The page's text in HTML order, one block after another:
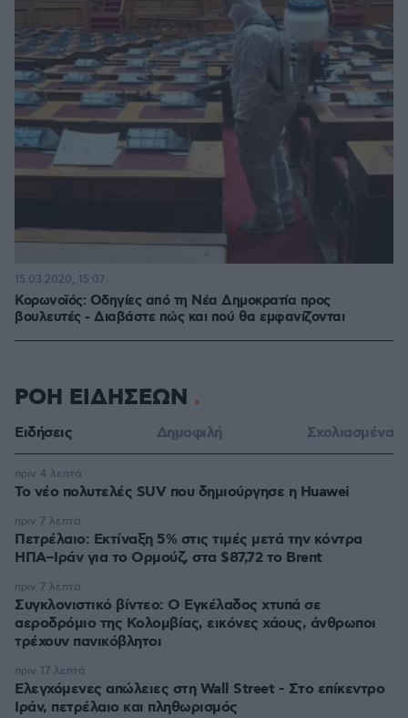
Κορωνοϊός: Οδηγίες από τη Νέα Δημοκρατία προς
βουλευτές - Διαβάστε πώς και πού θα εμφανίζονται
15.03.2020, 15:07
ΡΟΗ ΕΙΔΗΣΕΩΝ
Ειδήσεις Δημοφιλή Σχολιασμένα
Το νέο πολυτελές SUV που δημιούργησε η Huawei
πριν 4 λεπτά
Πετρέλαιο: Εκτίναξη 5% στις τιμές μετά την κόντρα
ΗΠΑ–Ιράν για το Ορμούζ, στα $87,72 το Brent
πριν 7 λεπτά
Συγκλονιστικό βίντεο: Ο Εγκέλαδος χτυπά σε
αεροδρόμιο της Κολομβίας, εικόνες χάους, άνθρωποι
τρέχουν πανικόβλητοι
πριν 7 λεπτά
Ελεγχόμενες απώλειες στη Wall Street - Στο επίκεντρο
Ιράν, πετρέλαιο και πληθωρισμός
πριν 17 λεπτά